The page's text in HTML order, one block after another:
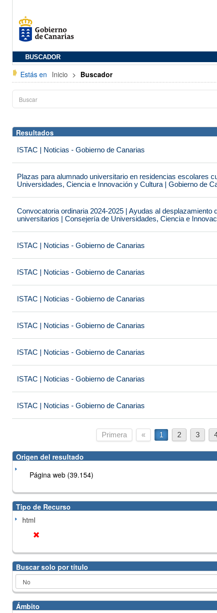
BUSCADOR
Estás en Inicio > Buscador
Resultados
ISTAC | Noticias - Gobierno de Canarias
Plazas para alumnado universitario en residencias escolares
Universidades, Ciencia e Innovación y Cultura | Gobierno de
Convocatoria ordinaria 2024-2025 | Ayudas al desplazamiento
universitarios | Consejería de Universidades, Ciencia e
ISTAC | Noticias - Gobierno de Canarias
ISTAC | Noticias - Gobierno de Canarias
ISTAC | Noticias - Gobierno de Canarias
ISTAC | Noticias - Gobierno de Canarias
ISTAC | Noticias - Gobierno de Canarias
ISTAC | Noticias - Gobierno de Canarias
ISTAC | Noticias - Gobierno de Canarias
Primera « 1 2 3
Origen del resultado
Página web (39.154)
Tipo de Recurso
html
Buscar solo por título
Ámbito